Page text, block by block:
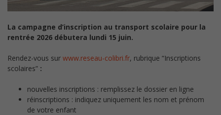
La campagne d’inscription au transport scolaire pour la
rentrée 2026 débutera lundi 15 juin.
Rendez-vous sur www.reseau-colibri.fr, rubrique “Inscriptions
scolaires” :
nouvelles inscriptions : remplissez le dossier en ligne
réinscriptions : indiquez uniquement les nom et prénom
de votre enfant